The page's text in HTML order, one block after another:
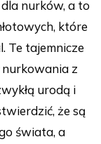
nurków, a to
które
Te tajemnicze
z
urodą i
że są
świata, a